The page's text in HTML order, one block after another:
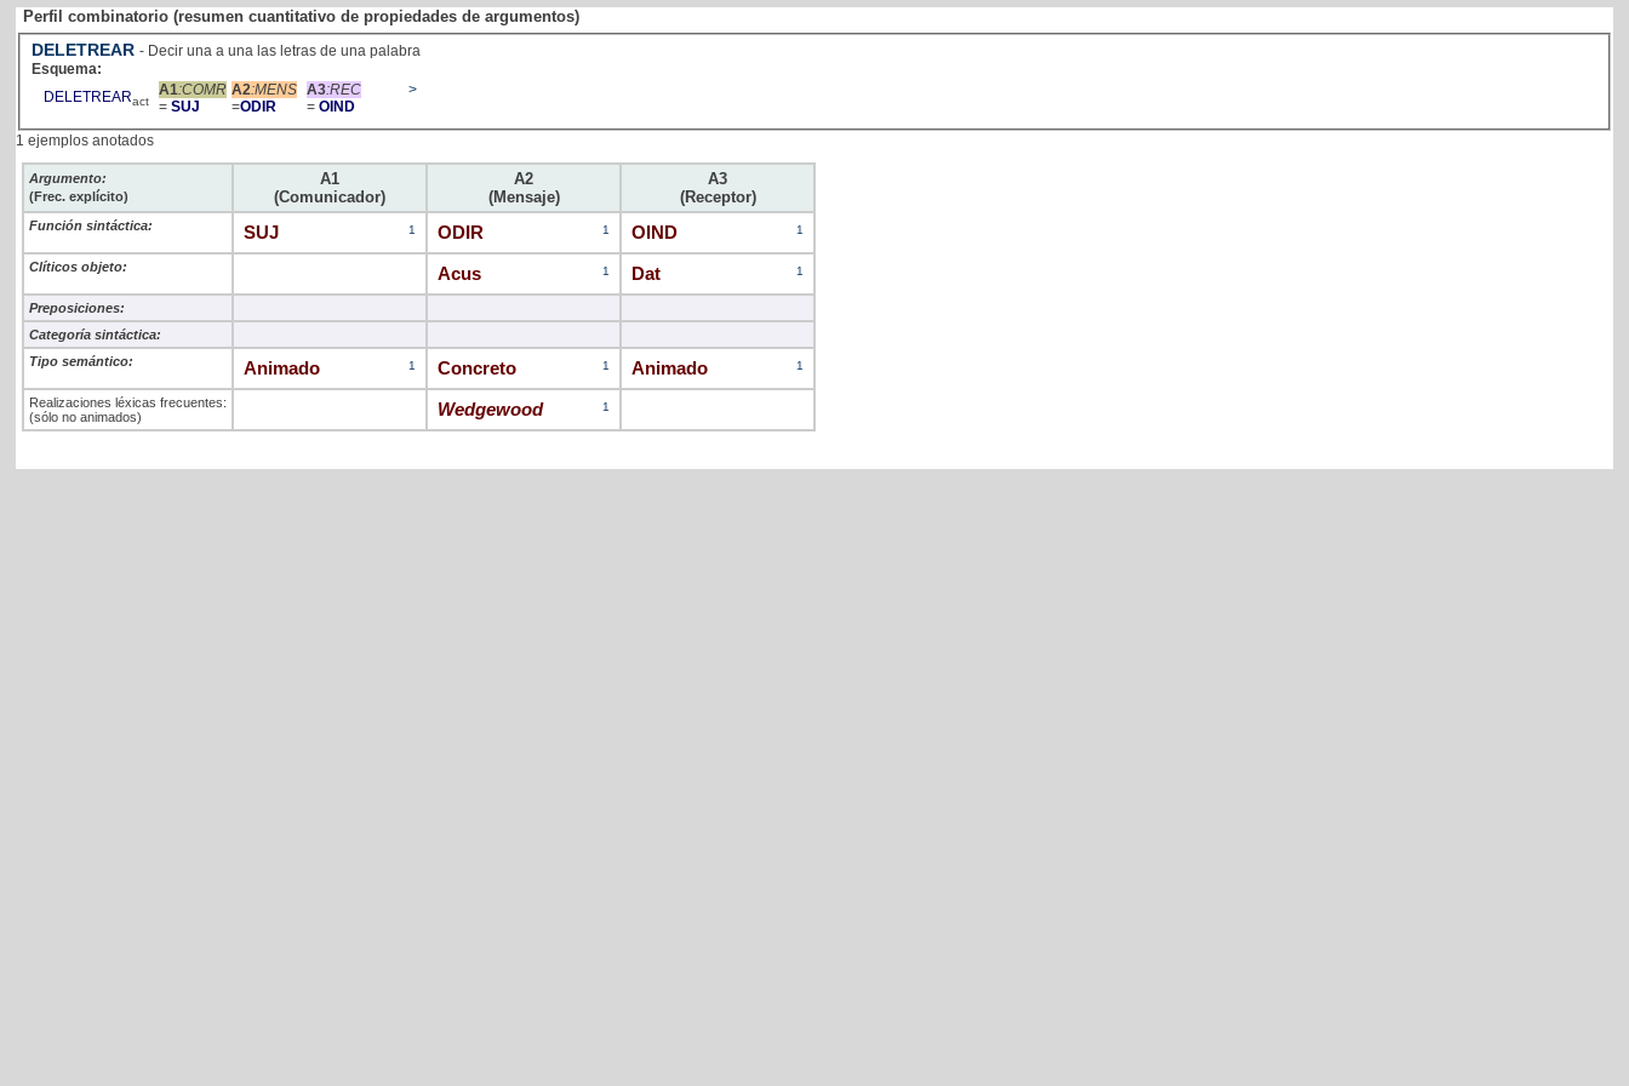
Perfil combinatorio (resumen cuantitativo de propiedades de argumentos)
DELETREAR - Decir una a una las letras de una palabra
Esquema:
DELETREARact
A1:COMR
= SUJ
A2:MENS
=ODIR
A3:REC
= OIND
>
1 ejemplos anotados
Argumento:
(Frec. explícito)
A1
(Comunicador)
A2
(Mensaje)
A3
(Receptor)
Función sintáctica: SUJ 1 ODIR 1 OIND 1
Clíticos objeto: Acus 1 Dat 1
Preposiciones:
Categoría sintáctica:
Tipo semántico:
Animado 1 Concreto 1 Animado 1
Realizaciones léxicas frecuentes:
(sólo no animados)
Wedgewood 1